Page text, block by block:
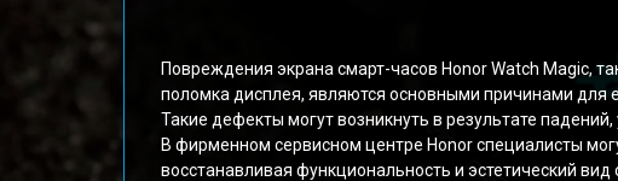
Повреждения экрана смарт-часов Honor Watch Magic,
поломка дисплея, являются основными причинами для
Такие дефекты могут возникнуть в результате
В фирменном сервисном центре Honor специалисты
восстанавливая функциональность и эстетический вид